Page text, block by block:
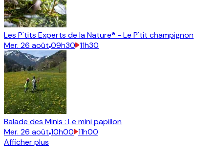
Les P'tits Experts de la Nature® - Le P'tit champignon
Mer. 26 août 09h30 11h30
Balade des Minis : Le mini papillon
Mer. 26 août 10h00 11h00
Afficher plus